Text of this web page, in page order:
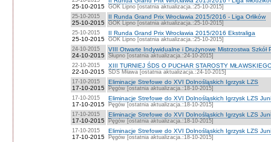
25-10-2015 GOK Lipno [ostatnia aktualizacja.:25-10-2015]
25-10-2015
25-10-2015
II Runda Grand Prix Wrocławia 2015/2016 - Liga Orlików
GOK Lipno [ostatnia aktualizacja.:25-10-2015]
25-10-2015
25-10-2015
II Runda Grand Prix Wrocławia 2015/2016 Ekstraliga
GOK Lipno [ostatnia aktualizacja.:25-10-2015]
24-10-2015
24-10-2015
VIII Otwarte Indywidualne i Drużynowe Mistrzostwa Szkół
Słupno [ostatnia aktualizacja.:24-10-2015]
22-10-2015
22-10-2015
XIII TURNIEJ ŚDS O PUCHAR STAROSTY
ŚDS Mława [ostatnia aktualizacja.:24-10-2015]
17-10-2015
17-10-2015
Eliminacje Strefowe do XVI Dolnośląskich Igrzysk LZS
Pęgów [ostatnia aktualizacja.:18-10-2015]
17-10-2015
17-10-2015
Eliminacje Strefowe do XVI Dolnośląskich Igrzysk LZS
Pęgów [ostatnia aktualizacja.:18-10-2015]
17-10-2015
17-10-2015
Eliminacje Strefowe do XVI Dolnośląskich Igrzysk LZS
Pęgów [ostatnia aktualizacja.:18-10-2015]
17-10-2015
17-10-2015
Eliminacje Strefowe do XVI Dolnośląskich Igrzysk LZS
Pęgów [ostatnia aktualizacja.:18-10-2015]